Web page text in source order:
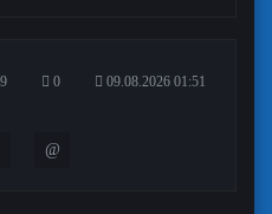
0 09.08.2026 01:51
@